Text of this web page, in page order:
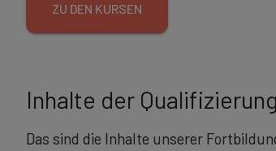
ZU DEN KURSEN
Inhalte der Qualifizierung
Das sind die Inhalte unserer